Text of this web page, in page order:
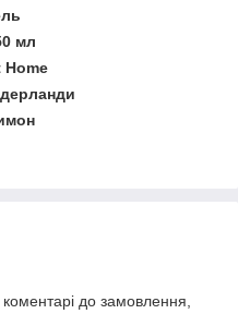
мл
Home
коментарі до замовлення,